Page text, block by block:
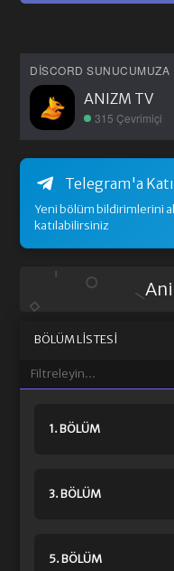
DISCORD SUNUCUMUZA
ANIZM TV
315 Çevrimiçi
Telegram'a
Yeni bölüm bildirimlerini
katılabilirsiniz
BÖLÜM LISTESI
1. BÖLÜM
3. BÖLÜM
5. BÖLÜM